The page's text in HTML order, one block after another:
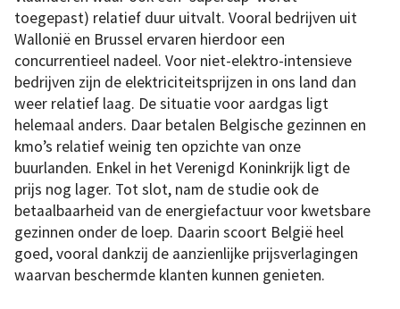
toegepast) relatief duur uitvalt. Vooral bedrijven uit
Wallonië en Brussel ervaren hierdoor een
concurrentieel nadeel. Voor niet-elektro-intensieve
bedrijven zijn de elektriciteitsprijzen in ons land dan
weer relatief laag. De situatie voor aardgas ligt
helemaal anders. Daar betalen Belgische gezinnen en
kmo’s relatief weinig ten opzichte van onze
buurlanden. Enkel in het Verenigd Koninkrijk ligt de
prijs nog lager. Tot slot, nam de studie ook de
betaalbaarheid van de energiefactuur voor kwetsbare
gezinnen onder de loep. Daarin scoort België heel
goed, vooral dankzij de aanzienlijke prijsverlagingen
waarvan beschermde klanten kunnen genieten.